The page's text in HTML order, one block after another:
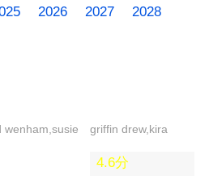
2026 2027
2028
wenham,susie
griffin drew,kira
4.6分